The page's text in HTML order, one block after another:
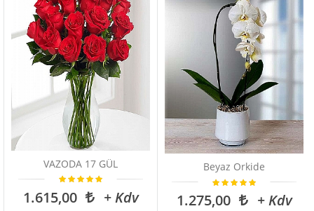
VAZODA 17 GÜL
1.615,00 + Kdv
Beyaz Orkide
1.275,00 + Kdv